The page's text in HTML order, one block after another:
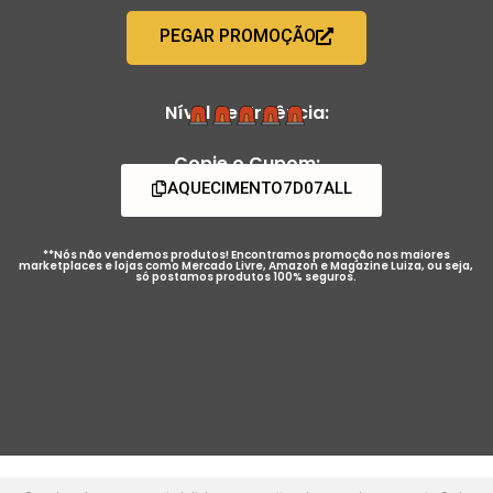
PEGAR PROMOÇÃO
Nível de Urgência:
Copie o Cupom:
AQUECIMENTO7D07ALL
**Nós não vendemos produtos! Encontramos promoção nos maiores
marketplaces e lojas como Mercado Livre, Amazon e Magazine Luiza, ou seja,
só postamos produtos 100% seguros.